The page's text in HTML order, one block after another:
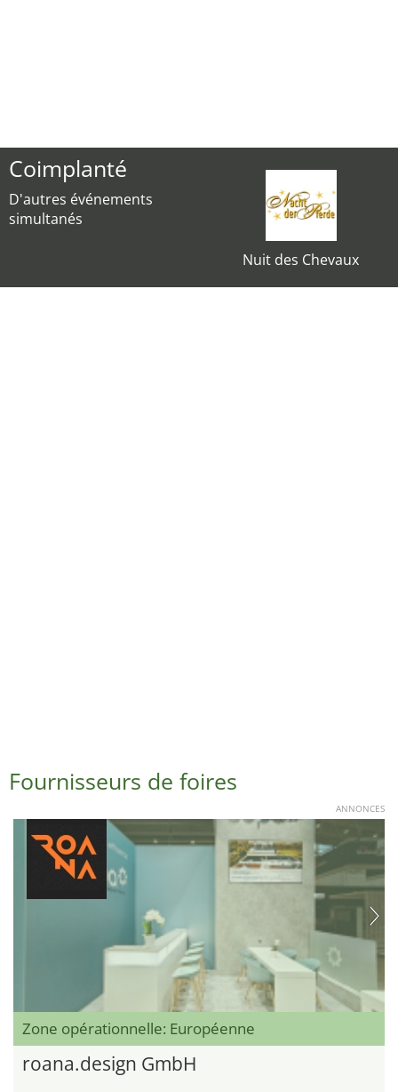
Coimplanté
D'autres événements
simultanés
Nuit des Chevaux
Fournisseurs de foires
ANNONCES
Zone opérationnelle: Européenne
roana.design GmbH